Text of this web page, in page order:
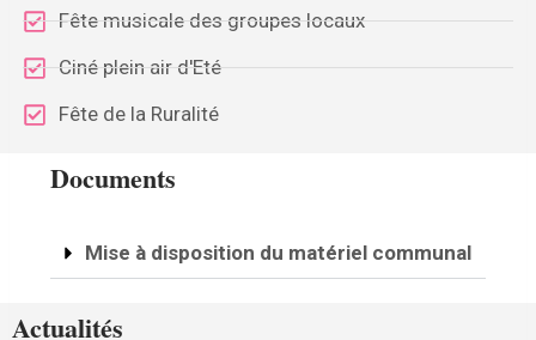
Fête musicale des groupes locaux
Ciné plein air d'Eté
Fête de la Ruralité
Documents
Mise à disposition du matériel communal
Actualités